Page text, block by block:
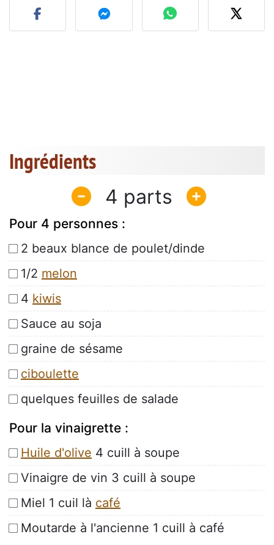
Ingrédients
4
Pour 4 personnes :
2 beaux blance de poulet/dinde
1/2 melon
4 kiwis
Sauce au soja
graine de sésame
ciboulette
quelques feuilles de salade
Pour la vinaigrette :
Huile d'olive 4 cuill à soupe
Vinaigre de vin 3 cuill à soupe
Miel 1 cuil là café
Moutarde à l'ancienne 1 cuill à café